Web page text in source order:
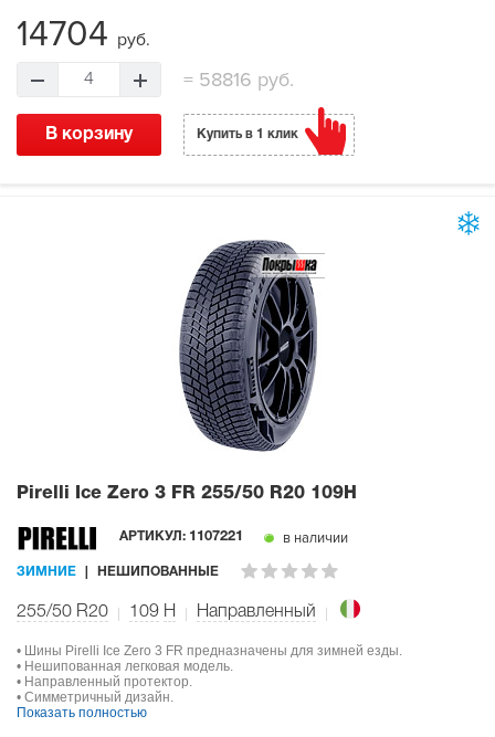
14704 руб.
4 =58816 руб.
В корзину Купить в 1 клик
Pirelli Ice Zero 3 FR 255/50 R20 109H
АРТИКУЛ: 1107221 в наличии
ЗИМНИЕ НЕШИПОВАННЫЕ
255/50 R20 109 H Направленный
• Шины Pirelli Ice Zero 3 FR предназначены для зимней езды.
• Нешипованная легковая модель.
• Направленный протектор.
• Симметричный дизайн.
Показать полностью